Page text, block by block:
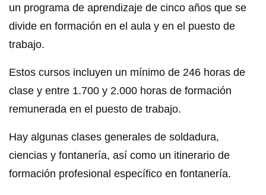
un programa de aprendizaje de cinco años que se
divide en formación en el aula y en el puesto de
trabajo.
Estos cursos incluyen un mínimo de 246 horas de
clase y entre 1.700 y 2.000 horas de formación
remunerada en el puesto de trabajo.
Hay algunas clases generales de soldadura,
ciencias y fontanería, así como un itinerario de
formación profesional específico en fontanería.